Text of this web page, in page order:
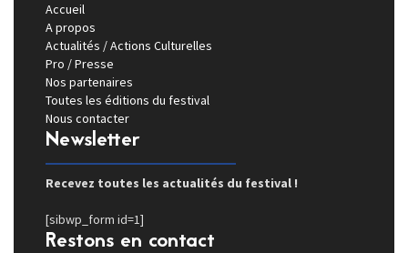
Accueil
A propos
Actualités / Actions Culturelles
Pro / Presse
Nos partenaires
Toutes les éditions du festival
Nous contacter
Newsletter
Recevez toutes les actualités du festival !
[sibwp_form id=1]
Restons en contact